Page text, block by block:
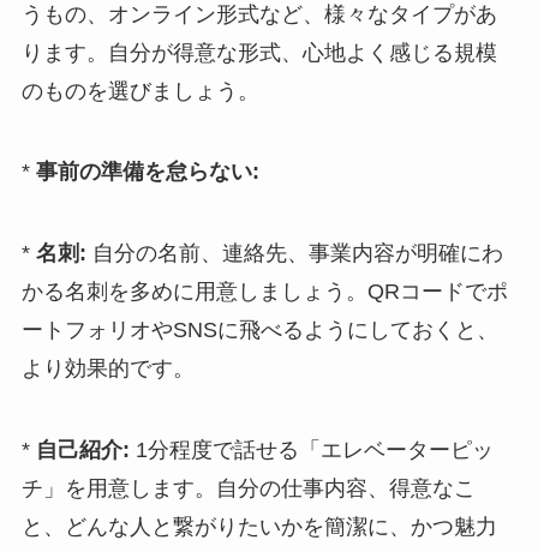
うもの、オンライン形式など、様々なタイプがあ
ります。自分が得意な形式、心地よく感じる規模
のものを選びましょう。
* 事前の準備を怠らない:
* 名刺: 自分の名前、連絡先、事業内容が明確にわ
かる名刺を多めに用意しましょう。QRコードでポ
ートフォリオやSNSに飛べるようにしておくと、
より効果的です。
* 自己紹介: 1分程度で話せる「エレベーターピッ
チ」を用意します。自分の仕事内容、得意なこ
と、どんな人と繋がりたいかを簡潔に、かつ魅力